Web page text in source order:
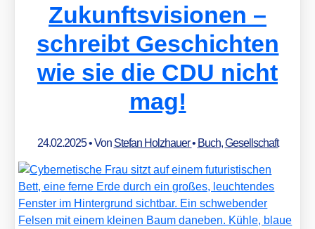
Zukunftsvisionen –
schreibt Geschichten
wie sie die CDU nicht
mag!
24.02.2025• Von Stefan Holzhauer• Buch,Gesellschaft